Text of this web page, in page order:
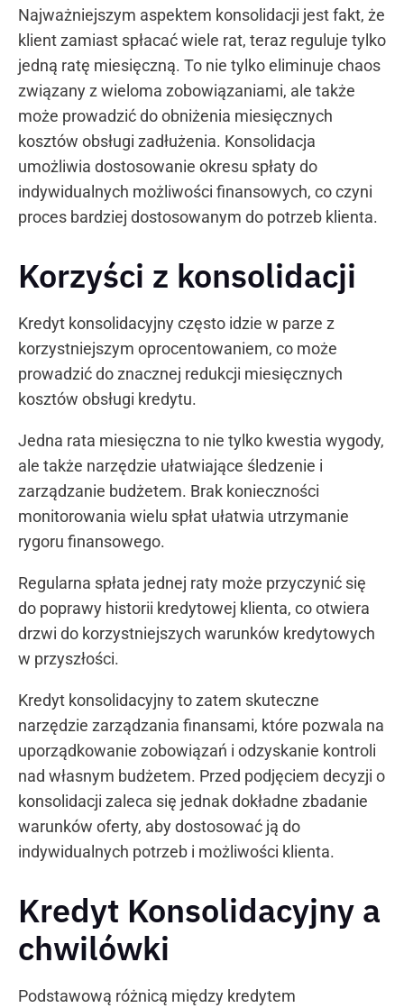
Najważniejszym aspektem konsolidacji jest fakt, że
klient zamiast spłacać wiele rat, teraz reguluje tylko
jedną ratę miesięczną. To nie tylko eliminuje chaos
związany z wieloma zobowiązaniami, ale także
może prowadzić do obniżenia miesięcznych
kosztów obsługi zadłużenia. Konsolidacja
umożliwia dostosowanie okresu spłaty do
indywidualnych możliwości finansowych, co czyni
proces bardziej dostosowanym do potrzeb klienta.
Korzyści z konsolidacji
Kredyt konsolidacyjny często idzie w parze z
korzystniejszym oprocentowaniem, co może
prowadzić do znacznej redukcji miesięcznych
kosztów obsługi kredytu.
Jedna rata miesięczna to nie tylko kwestia wygody,
ale także narzędzie ułatwiające śledzenie i
zarządzanie budżetem. Brak konieczności
monitorowania wielu spłat ułatwia utrzymanie
rygoru finansowego.
Regularna spłata jednej raty może przyczynić się
do poprawy historii kredytowej klienta, co otwiera
drzwi do korzystniejszych warunków kredytowych
w przyszłości.
Kredyt konsolidacyjny to zatem skuteczne
narzędzie zarządzania finansami, które pozwala na
uporządkowanie zobowiązań i odzyskanie kontroli
nad własnym budżetem. Przed podjęciem decyzji o
konsolidacji zaleca się jednak dokładne zbadanie
warunków oferty, aby dostosować ją do
indywidualnych potrzeb i możliwości klienta.
Kredyt Konsolidacyjny a
chwilówki
Podstawową różnicą między kredytem